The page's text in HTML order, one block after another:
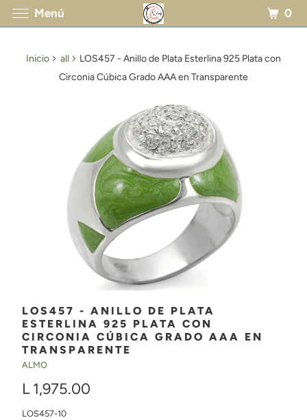
Inicio all
LOS457 - Anillo de Plata Esterlina 925 Plata con
Circonia Cúbica Grado AAA en Transparente
LOS457 - ANILLO DE PLATA
ESTERLINA 925 PLATA CON
CIRCONIA CÚBICA GRADO AAA EN
TRANSPARENTE
ALMO
L 1,975.00
LOS457-10
Menú 0